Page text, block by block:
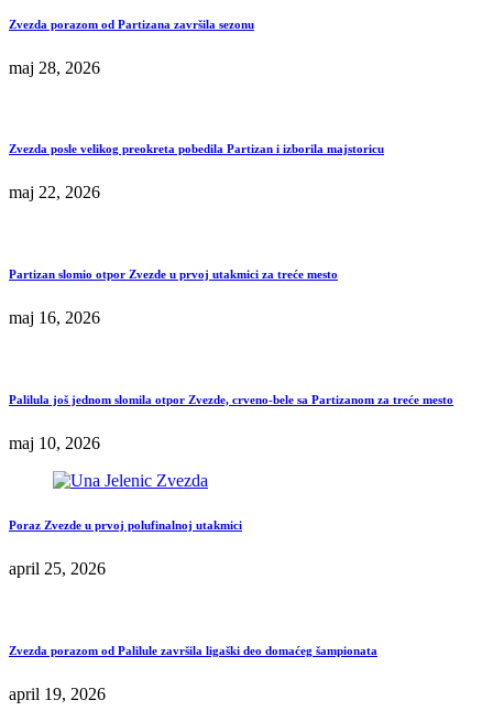
Zvezda porazom od Partizana završila sezonu
maj 28, 2026
Zvezda posle velikog preokreta pobedila Partizan i izborila majstoricu
maj 22, 2026
Partizan slomio otpor Zvezde u prvoj utakmici za treće mesto
maj 16, 2026
Palilula još jednom slomila otpor Zvezde, crveno-bele sa Partizanom za treće mesto
maj 10, 2026
Poraz Zvezde u prvoj polufinalnoj utakmici
april 25, 2026
Zvezda porazom od Palilule završila ligaški deo domaćeg šampionata
april 19, 2026